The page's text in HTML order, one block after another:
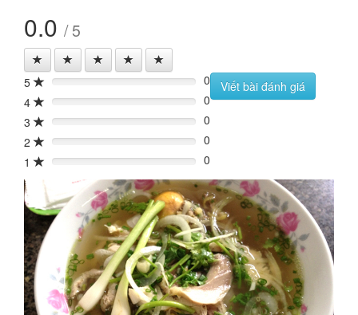
0.0 / 5
5 0%
0
4
0%
0
3
0%
0
2
0%
0
1
0% 0
Viết bài đánh giá